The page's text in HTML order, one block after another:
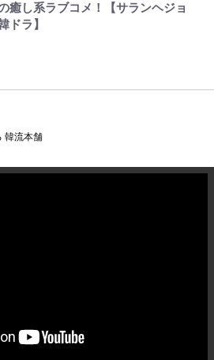
癒し系ラブコメ！【サランヘジョ
ドラ】
韓流本舗